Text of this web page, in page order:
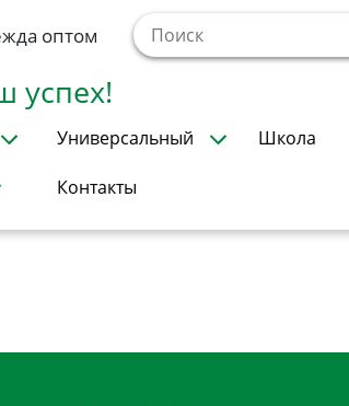
оптом
успех!
Универсальный Школа
Контакты